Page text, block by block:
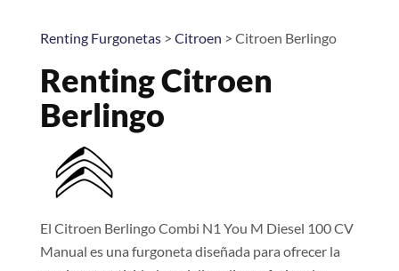
Renting Furgonetas > Citroen > Citroen Berlingo
Renting Citroen
Berlingo
El Citroen Berlingo Combi N1 You M Diesel 100 CV
Manual es una furgoneta diseñada para ofrecer la